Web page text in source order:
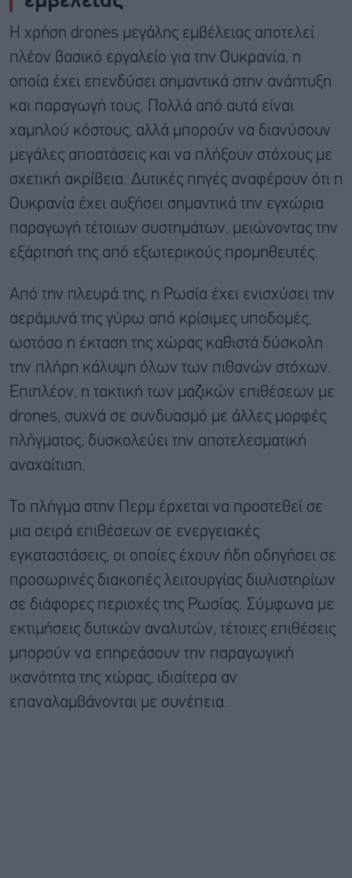
Η χρήση drones μεγάλης εμβέλειας αποτελεί
πλέον βασικό εργαλείο για την Ουκρανία, η
οποία έχει επενδύσει σημαντικά στην ανάπτυξη
και παραγωγή τους. Πολλά από αυτά είναι
χαμηλού κόστους, αλλά μπορούν να διανύσουν
μεγάλες αποστάσεις και να πλήξουν στόχους με
σχετική ακρίβεια. Δυτικές πηγές αναφέρουν ότι η
Ουκρανία έχει αυξήσει σημαντικά την εγχώρια
παραγωγή τέτοιων συστημάτων, μειώνοντας την
εξάρτησή της από εξωτερικούς προμηθευτές.
Από την πλευρά της, η Ρωσία έχει ενισχύσει την
αεράμυνά της γύρω από κρίσιμες υποδομές,
ωστόσο η έκταση της χώρας καθιστά δύσκολη
την πλήρη κάλυψη όλων των πιθανών στόχων.
Επιπλέον, η τακτική των μαζικών επιθέσεων με
drones, συχνά σε συνδυασμό με άλλες μορφές
πλήγματος, δυσκολεύει την αποτελεσματική
αναχαίτιση.
Το πλήγμα στην Περμ έρχεται να προστεθεί σε
μια σειρά επιθέσεων σε ενεργειακές
εγκαταστάσεις, οι οποίες έχουν ήδη οδηγήσει σε
προσωρινές διακοπές λειτουργίας διυλιστηρίων
σε διάφορες περιοχές της Ρωσίας. Σύμφωνα με
εκτιμήσεις δυτικών αναλυτών, τέτοιες επιθέσεις
μπορούν να επηρεάσουν την παραγωγική
ικανότητα της χώρας, ιδιαίτερα αν
επαναλαμβάνονται με συνέπεια.